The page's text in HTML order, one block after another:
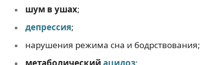
шум в ушах;
депрессия;
нарушения режима сна и бодрствования;
метаболический ацидоз;